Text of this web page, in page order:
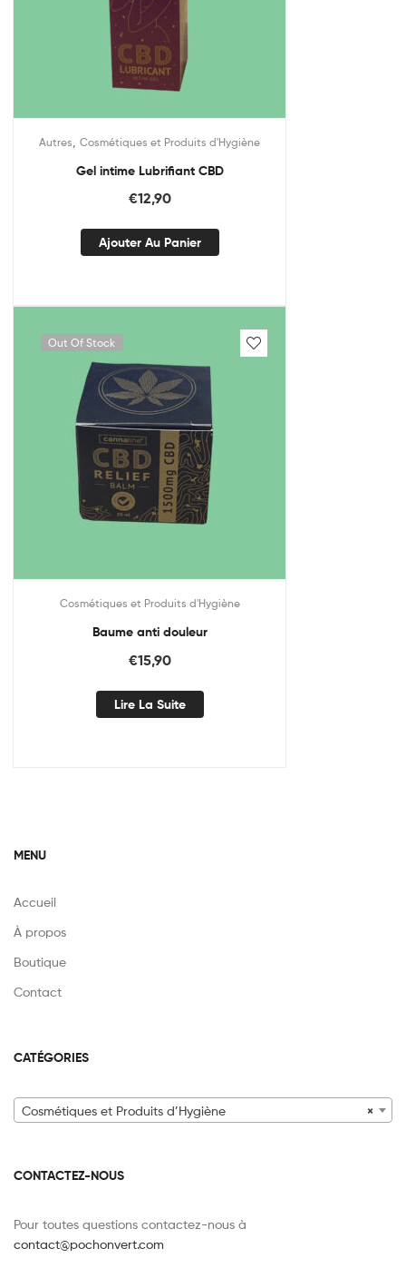
Autres Cosmétiques et Produits d'Hygiène
Gel intime Lubrifiant CBD
€12,90
Ajouter Au Panier
Out Of Stock
Cosmétiques et Produits d'Hygiène
Baume anti douleur
€15,90
Lire La Suite
MENU
Accueil
À propos
Boutique
Contact
CATÉGORIES
×
Cosmétiques et Produits d’Hygiène
CONTACTEZ-NOUS
Pour toutes questions contactez-nous à
contact@pochonvert.com